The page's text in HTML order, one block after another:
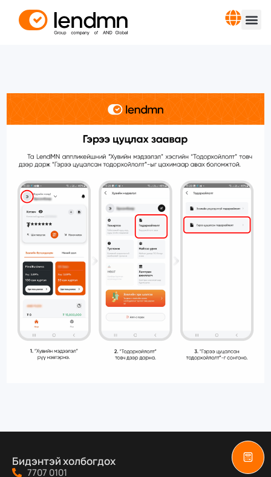
Бидэнтэй холбогдох
7707 0101